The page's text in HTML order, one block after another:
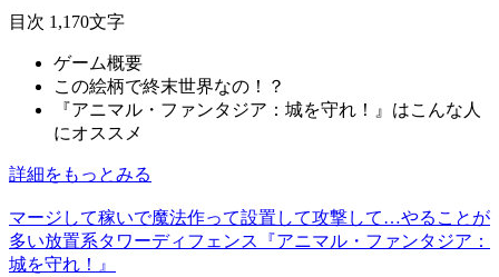
目次 1,170文字
ゲーム概要
この絵柄で終末世界なの！？
『アニマル・ファンタジア：城を守れ！』はこんな人
にオススメ
詳細をもっとみる
マージして稼いで魔法作って設置して攻撃して…やることが
多い放置系タワーディフェンス『アニマル・ファンタジア：
城を守れ！』